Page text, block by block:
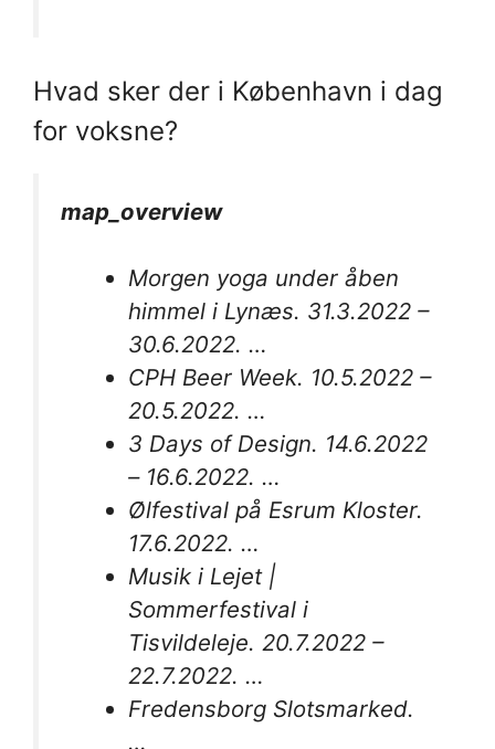
Hvad sker der i København i dag
for voksne?
map_overview
Morgen yoga under åben
himmel i Lynæs. 31.3.2022 –
30.6.2022. …
CPH Beer Week. 10.5.2022 –
20.5.2022. …
3 Days of Design. 14.6.2022
– 16.6.2022. …
Ølfestival på Esrum Kloster.
17.6.2022. …
Musik i Lejet |
Sommerfestival i
Tisvildeleje. 20.7.2022 –
22.7.2022. …
Fredensborg Slotsmarked.
…